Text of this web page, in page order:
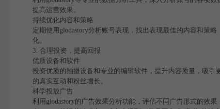
提高运营效果。
持续优化内容和策略
定期使用glodastory分析账号表现，找出表现最佳的内容和策
化。
3. 合理投资，提高回报
优质设备和软件
投资优质的拍摄设备和专业的编辑软件，提升内容质量，吸
的真实互动和粉丝增长。
科学投放广告
利用glodastory的广告效果分析功能，评估不同广告形式的效